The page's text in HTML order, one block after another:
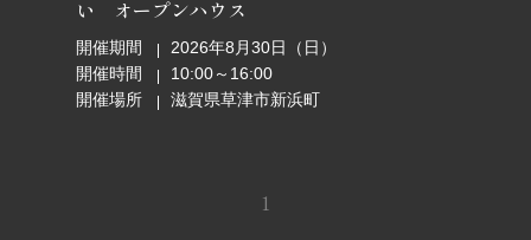
い オープンハウス
開催期間
2026年8月30日（日）
開催時間
10:00～16:00
開催場所
滋賀県草津市新浜町
1